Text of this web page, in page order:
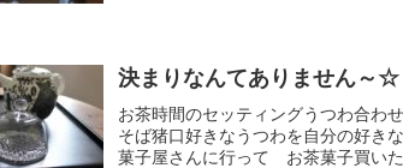
決まりなんてありません～☆
お茶時間のセッティングうつわ合
そば猪口好きなうつわを自分の好き
菓子屋さんに行って お茶菓子買い